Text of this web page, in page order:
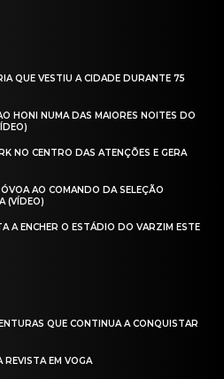
QUE VESTIU A CIDADE DURANTE 75
HONI NUMA DAS MAIORES NOITES DO
NO CENTRO DAS ATENÇÕES E GERA
AO COMANDO DA SELEÇÃO
(VÍDEO)
A ENCHER O ESTÁDIO DO VARZIM ESTE
QUE CONTINUA A CONQUISTAR
EM VOGA